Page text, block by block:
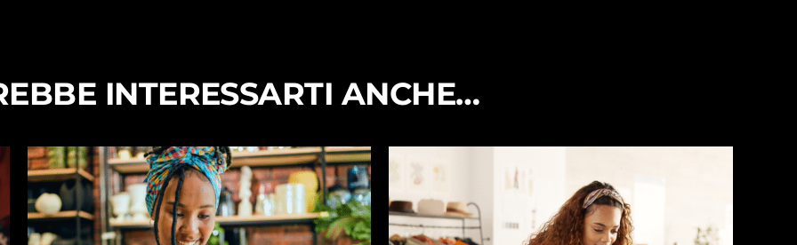
INTERESSARTI ANCHE…